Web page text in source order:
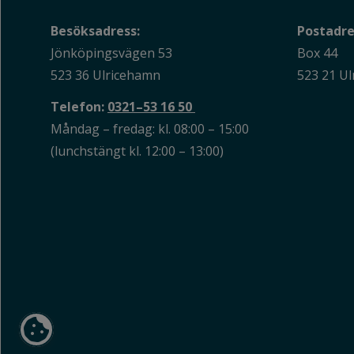
Besöksadress:
Jönköpingsvägen 53
523 36 Ulricehamn
Telefon: 0321–53 16 50
Måndag – fredag: kl. 08:00 – 15:00
(lunchstängt kl. 12:00 – 13:00)
Box 44
523 21